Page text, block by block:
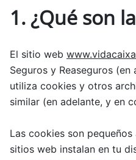
1. ¿Qué son
El sitio web
Seguros y Reaseguros (en
utiliza cookies y otros
similar (en adelante, y en
Las cookies son
sitios web instalan en tu